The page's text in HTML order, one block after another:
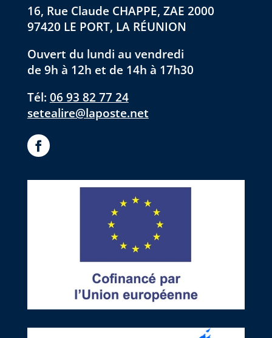
16, Rue Claude CHAPPE, ZAE 2000
97420 LE PORT, LA RÉUNION
Ouvert du lundi au vendredi
de 9h à 12h et de 14h à 17h30
Tél: 06 93 82 77 24
setealire@laposte.net